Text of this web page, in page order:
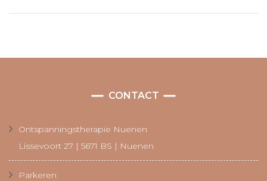
CONTACT
Ontspanningstherapie Nuenen
Lissevoort 27 | 5671 BS | Nuenen
Parkeren